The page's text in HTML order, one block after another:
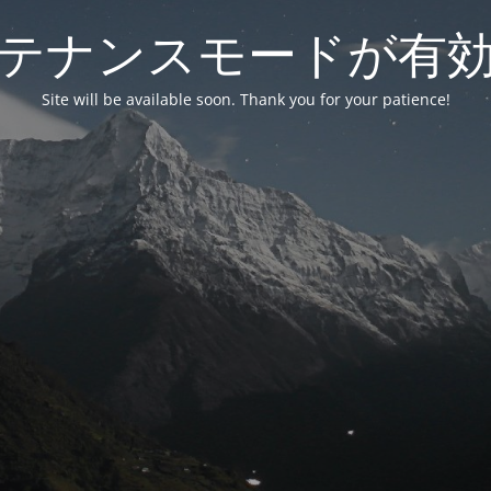
ナンスモードが有
Site will be available soon. Thank you for your patience!